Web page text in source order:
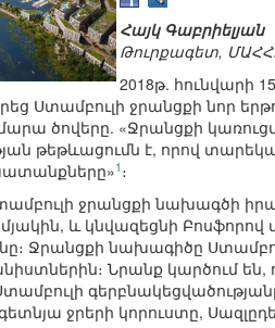
Հայկ Գաբրիելյան
Թուրքագետ,
2018թ. հունվարի
Ստամբուլի ջրանցքի նոր
ծովերը. «Ջրանցքի
թեթևացումն է, որով տարեկան
1 ։
ջրանցքի նախագծի
և կնվազեցնի
Ջրանցքի նախագիծը
Նրանք կարծում
ջրերի կորուստը,